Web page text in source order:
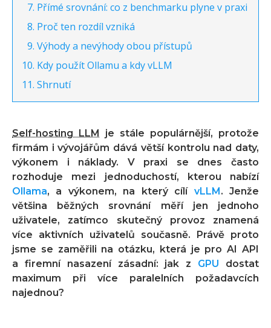
Přímé srovnání: co z benchmarku plyne v praxi
Proč ten rozdíl vzniká
Výhody a nevýhody obou přístupů
Kdy použít Ollamu a kdy vLLM
Shrnutí
Self-hosting LLM
je stále populárnější, protože
firmám i vývojářům dává větší kontrolu nad daty,
výkonem i náklady. V praxi se dnes často
rozhoduje mezi jednoduchostí, kterou nabízí
Ollama, a výkonem, na který cílí vLLM . Jenže
většina běžných srovnání měří jen jednoho
uživatele, zatímco skutečný provoz znamená
více aktivních uživatelů současně. Právě proto
jsme se zaměřili na otázku, která je pro AI API
a firemní nasazení zásadní: jak z GPU dostat
maximum při více paralelních požadavcích
najednou?